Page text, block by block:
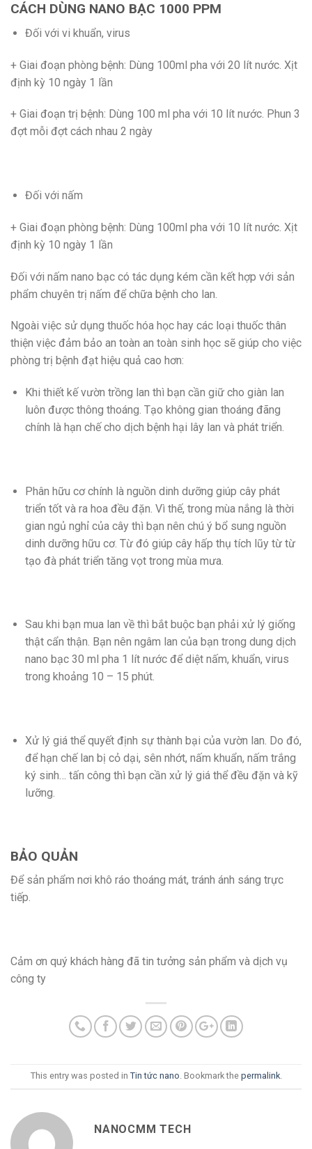
CÁCH DÙNG NANO BẠC 1000 PPM
Đối với vi khuẩn, virus
+ Giai đoạn phòng bệnh: Dùng 100ml pha với 20 lít nước. Xịt
định kỳ 10 ngày 1 lần
+ Giai đoạn trị bệnh: Dùng 100 ml pha với 10 lít nước. Phun 3
đợt mỗi đợt cách nhau 2 ngày
Đối với nấm
+ Giai đoạn phòng bệnh: Dùng 100ml pha với 10 lít nước. Xịt
định kỳ 10 ngày 1 lần
Đối với nấm nano bạc có tác dụng kém cần kết hợp với sản
phẩm chuyên trị nấm để chữa bệnh cho lan.
Ngoài việc sử dụng thuốc hóa học hay các loại thuốc thân
thiện việc đảm bảo an toàn an toàn sinh học sẽ giúp cho việc
phòng trị bệnh đạt hiệu quả cao hơn:
Khi thiết kế vườn trồng lan thì bạn cần giữ cho giàn lan
luôn được thông thoáng. Tạo không gian thoáng đãng
chính là hạn chế cho dịch bệnh hại lây lan và phát triển.
Phân hữu cơ chính là nguồn dinh dưỡng giúp cây phát
triển tốt và ra hoa đều đặn. Vì thế, trong mùa nắng là thời
gian ngủ nghỉ của cây thì bạn nên chú ý bổ sung nguồn
dinh dưỡng hữu cơ. Từ đó giúp cây hấp thụ tích lũy từ từ
tạo đà phát triển tăng vọt trong mùa mưa.
Sau khi bạn mua lan về thì bắt buộc bạn phải xử lý giống
thật cẩn thận. Bạn nên ngâm lan của bạn trong dung dịch
nano bạc 30 ml pha 1 lít nước để diệt nấm, khuẩn, virus
trong khoảng 10 – 15 phút.
Xử lý giá thể quyết định sự thành bại của vườn lan. Do đó,
để hạn chế lan bị cỏ dại, sên nhớt, nấm khuẩn, nấm trắng
ký sinh… tấn công thì bạn cần xử lý giá thể đều đặn và kỹ
lưỡng.
BẢO QUẢN
Để sản phẩm nơi khô ráo thoáng mát, tránh ánh sáng trực
tiếp.
Cảm ơn quý khách hàng đã tin tưởng sản phẩm và dịch vụ
công ty
This entry was posted in Tin tức nano. Bookmark the permalink.
NANOCMM TECH